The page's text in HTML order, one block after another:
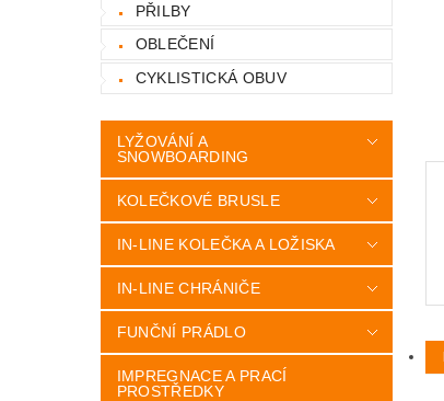
PŘILBY
OBLEČENÍ
CYKLISTICKÁ OBUV
LYŽOVÁNÍ A
SNOWBOARDING
KOLEČKOVÉ BRUSLE
IN-LINE KOLEČKA A LOŽISKA
IN-LINE CHRÁNIČE
FUNČNÍ PRÁDLO
IMPREGNACE A PRACÍ
PROSTŘEDKY